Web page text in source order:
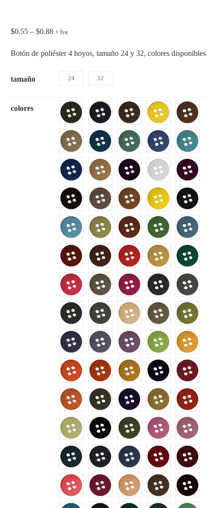
$0.55 – $0.88 + Iva
Botón de poliéster 4 hoyos, tamaño 24 y 32, colores disponibles
tamaño 24 32
colores